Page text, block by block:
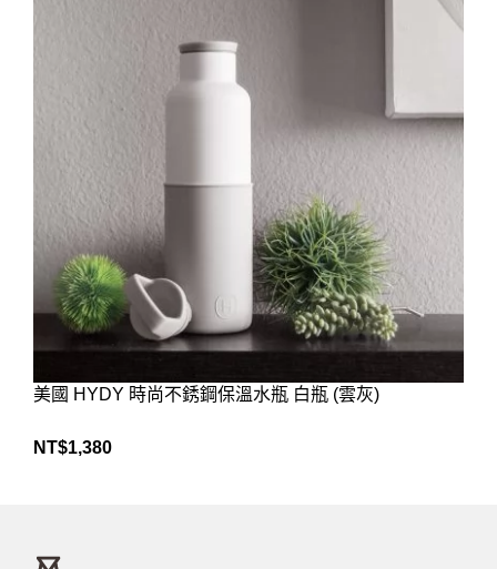
美國 HYDY 時尚不銹鋼保溫水瓶 白瓶 (雲灰)
NT$1,380